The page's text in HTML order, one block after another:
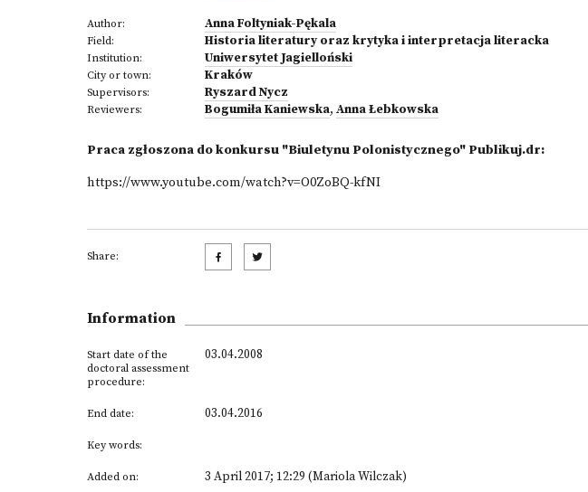
Author: Anna Foltyniak-Pękala
Field: Historia literatury oraz krytyka i interpretacja literacka
Institution: Uniwersytet Jagielloński
City or town: Kraków
Supervisors: Ryszard Nycz
Reviewers: Bogumiła Kaniewska, Anna Łebkowska
Praca zgłoszona do konkursu "Biuletynu Polonistycznego" Publikuj.dr:
https://www.youtube.com/watch?v=O0ZoBQ-kfNI
Share:
Information
Start date of the
doctoral assessment
procedure:
03.04.2008
End date: 03.04.2016
Key words:
Added on: 3 April 2017; 12:29 (Mariola Wilczak)